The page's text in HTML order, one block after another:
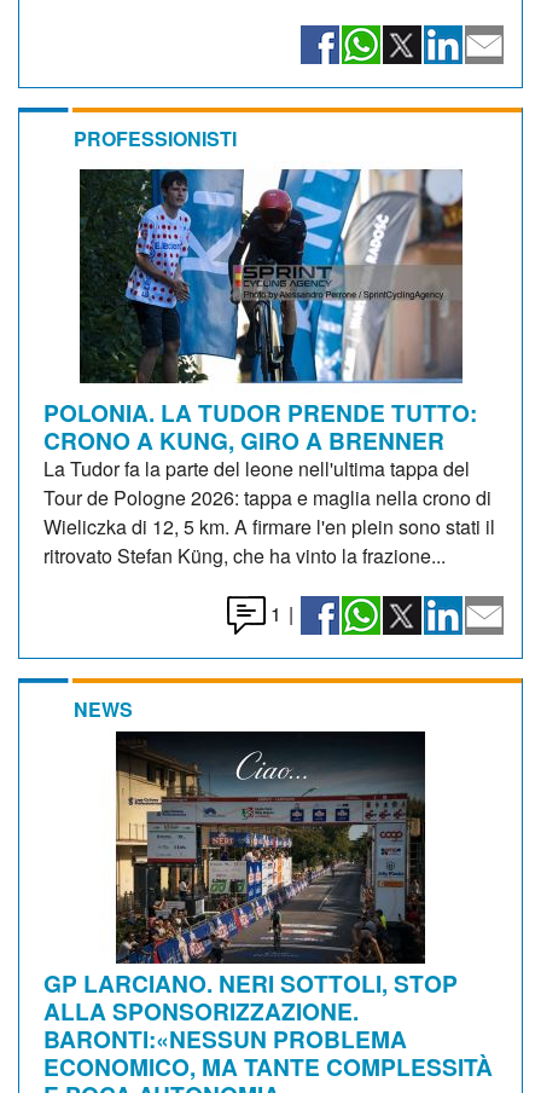
PROFESSIONISTI
POLONIA. LA TUDOR PRENDE TUTTO:
CRONO A KUNG, GIRO A BRENNER
La Tudor fa la parte del leone nell'ultima tappa del
Tour de Pologne 2026: tappa e maglia nella crono di
Wieliczka di 12, 5 km. A firmare l'en plein sono stati il
ritrovato Stefan Küng, che ha vinto la frazione...
1 |
NEWS
GP LARCIANO. NERI SOTTOLI, STOP
ALLA SPONSORIZZAZIONE.
BARONTI:«NESSUN PROBLEMA
ECONOMICO, MA TANTE COMPLESSITÀ